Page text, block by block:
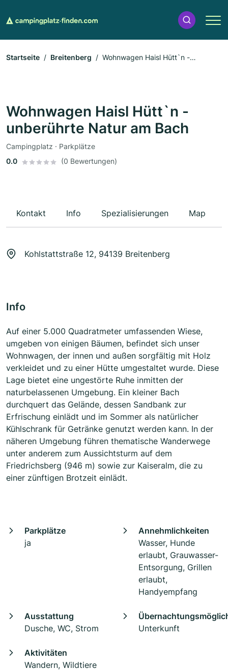
Startseite Breitenberg
Wohnwagen Haisl Hütt`n -
Wohnwagen Haisl Hütt`n -
unberührte Natur am Bach
Campingplatz · Parkplätze
0.0
(0 Bewertungen)
Kontakt Info Spezialisierungen Map
Kohlstattstraße 12, 94139 Breitenberg
Info
Auf einer 5.000 Quadratmeter umfassenden Wiese,
umgeben von einigen Bäumen, befindet sich unser
Wohnwagen, der innen und außen sorgfältig mit Holz
verkleidet und zu einer Hütte umgestaltet wurde. Diese
Lage bietet eine ungestörte Ruhe inmitten der
naturbelassenen Umgebung. Ein kleiner Bach
durchquert das Gelände, dessen Sandbank zur
Erfrischung einlädt und im Sommer als natürlicher
Kühlschrank für Getränke genutzt werden kann. In der
näheren Umgebung führen thematische Wanderwege
unter anderem zum Aussichtsturm auf dem
Friedrichsberg (946 m) sowie zur Kaiseralm, die zu
einer zünftigen Brotzeit einlädt.
Parkplätze
ja
Annehmlichkeiten
Wasser, Hunde
erlaubt, Grauwasser-
Entsorgung, Grillen
erlaubt,
Handyempfang
Ausstattung
Dusche, WC, Strom
Unterkunft
Aktivitäten
Wandern, Wildtiere